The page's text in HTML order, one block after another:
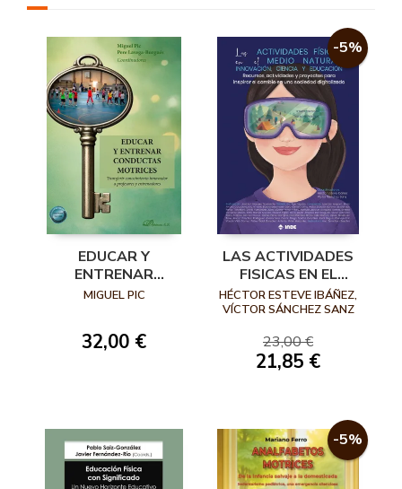
EDUCAR Y
ENTRENAR
CONDUCTAS
MIGUEL PIC
32,00 €
-5%
LAS ACTIVIDADES
FISICAS EN EL
MEDIO NATURAL,
INNOVACION
EDUCACIÓN
HÉCTOR ESTEVE IBÁÑEZ,
VÍCTOR SÁNCHEZ SANZ
23,00 €
21,85 €
-5%